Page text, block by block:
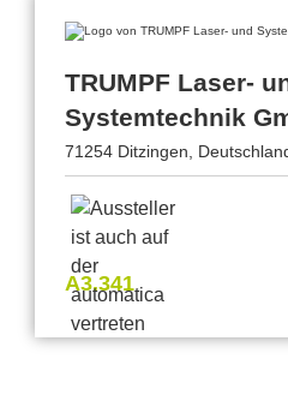
TRUMPF Laser-
Systemtechnik
71254 Ditzingen,
A3.341